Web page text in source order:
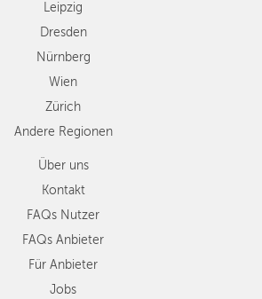
Leipzig
Dresden
Nürnberg
Wien
Zürich
Andere Regionen
Über uns
Kontakt
FAQs Nutzer
FAQs Anbieter
Für Anbieter
Jobs